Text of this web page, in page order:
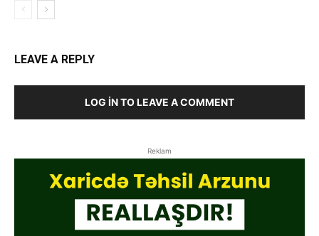
LEAVE A REPLY
LOG IN TO LEAVE A COMMENT
Reklam